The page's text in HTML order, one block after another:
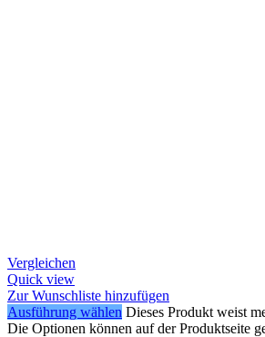
Vergleichen
Quick view
Zur Wunschliste hinzufügen
Ausführung wählen Dieses Produkt weist
Die Optionen können auf der Produktseite